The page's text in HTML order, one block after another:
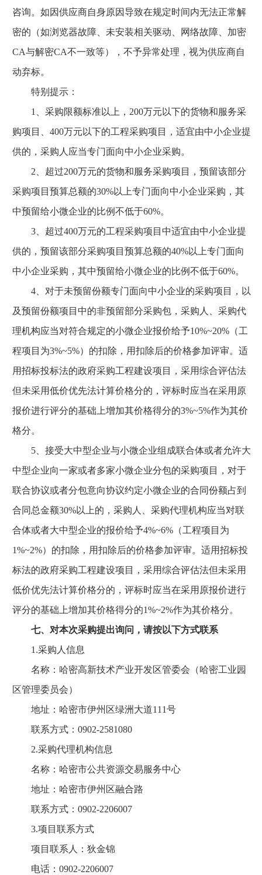
咨询。如因供应商自身原因导致在规定时间内无法正常解
密的（如浏览器故障、未安装相关驱动、网络故障、加密
CA与解密CA不一致等），不予异常处理，视为供应商自
动弃标。
特别提示：
1、采购限额标准以上，200万元以下的货物和服务采
购项目、400万元以下的工程采购项目，适宜由中小企业提
供的，采购人应当专门面向中小企业采购。
2、超过200万元的货物和服务采购项目，预留该部分
采购项目预算总额的30%以上专门面向中小企业采购，其
中预留给小微企业的比例不低于60%。
3、超过400万元的工程采购项目中适宜由中小企业提
供的，预留该部分采购项目预算总额的40%以上专门面向
中小企业采购，其中预留给小微企业的比例不低于60%。
4、对于未预留份额专门面向中小企业的采购项目，以
及预留份额项目中的非预留部分采购包，采购人、采购代
理机构应当对符合规定的小微企业报价给予10%~20%（工
程项目为3%~5%）的扣除，用扣除后的价格参加评审。适
用招标投标法的政府采购工程建设项目，采用综合评估法
但未采用低价优先法计算价格分的，评标时应当在采用原
报价进行评分的基础上增加其价格得分的3%~5%作为其价
格分。
5、接受大中型企业与小微企业组成联合体或者允许大
中型企业向一家或者多家小微企业分包的采购项目，对于
联合协议或者分包意向协议约定小微企业的合同份额占到
合同总金额30%以上的，采购人、采购代理机构应当对联
合体或者大中型企业的报价给予4%~6%（工程项目为
1%~2%）的扣除，用扣除后的价格参加评审。适用招标投
标法的政府采购工程建设项目，采用综合评估法但未采用
低价优先法计算价格分的，评标时应当在采用原报价进行
评分的基础上增加其价格得分的1%~2%作为其价格分。
七、对本次采购提出询问，请按以下方式联系
1.采购人信息
名称：哈密高新技术产业开发区管委会（哈密工业园
区管理委员会）
地址：哈密市伊州区绿洲大道111号
联系方式：0902-2581080
2.采购代理机构信息
名称：哈密市公共资源交易服务中心
地址：哈密市伊州区融合路
联系方式：0902-2206007
3.项目联系方式
项目联系人：狄金锦
电话：0902-2206007